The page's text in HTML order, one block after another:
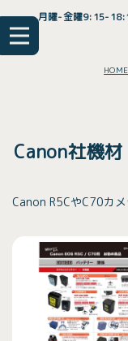
月曜-金曜9:15-
HOME
Canon社機
Canon R5CやC70カ